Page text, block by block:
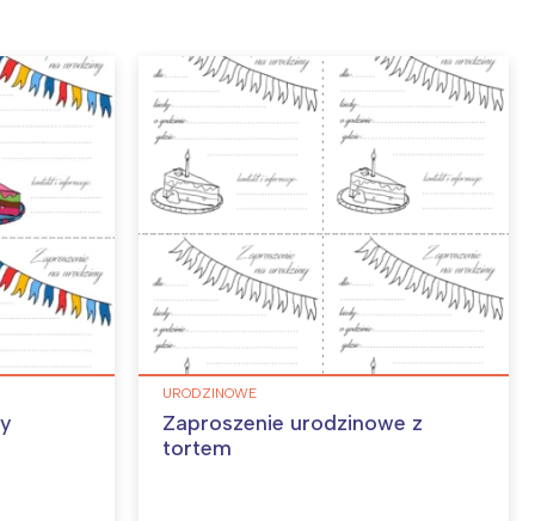
URODZINOWE
Zaproszenie urodzinowe z
tortem